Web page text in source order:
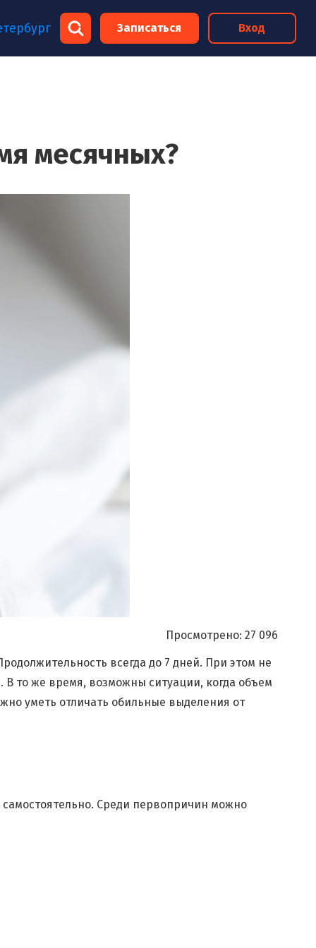
Записаться Вход
месячных?
Просмотрено: 27 096
всегда до 7 дней. При этом не
то же время, возможны ситуации, когда объем
уметь отличать обильные выделения от
Среди первопричин можно
×